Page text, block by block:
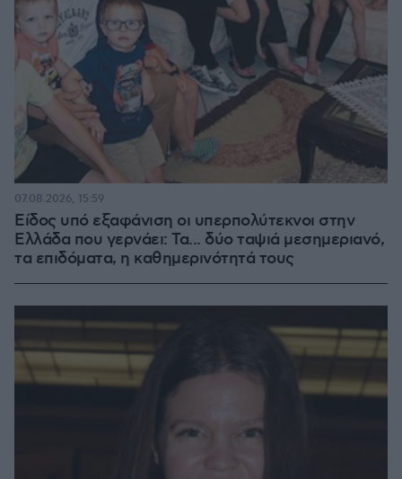
Είδος υπό εξαφάνιση οι υπερπολύτεκνοι στην
Ελλάδα που γερνάει: Τα... δύο ταψιά μεσημεριανό,
τα επιδόματα, η καθημερινότητά τους
07.08.2026, 15:59